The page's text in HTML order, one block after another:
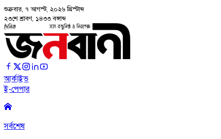
শুক্রবার, ৭ আগস্ট, ২০২৬ খ্রিস্টাব্দ
২৩শে শ্রাবণ, ১৪৩৩ বঙ্গাব্দ
আর্কাইভ
ই-পেপার
সর্বশেষ